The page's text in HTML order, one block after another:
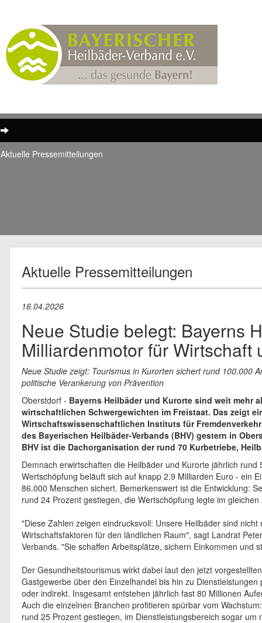
Aktuelle Pressemitteilungen
Aktuelle Pressemitteilungen
16.04.2026
Neue Studie belegt: Bayerns
Milliardenmotor für Wirtschaft
Neue Studie zeigt: Tourismus in Kurorten sichert rund 100.000
politische Verankerung von Prävention
Oberstdorf - Bayerns Heilbäder und Kurorte sind weit mehr
wirtschaftlichen Schwergewichten im Freistaat. Das zeigt
Wirtschaftswissenschaftlichen Instituts für
des Bayerischen Heilbäder-Verbands (BHV) gestern in
BHV ist die Dachorganisation der rund 70 Kurbetriebe,
Demnach erwirtschaften die Heilbäder und Kurorte jährlich
Wertschöpfung beläuft sich auf knapp 2,9 Milliarden Euro - ein
86.000 Menschen sichert. Bemerkenswert ist die Entwicklung:
rund 24 Prozent gestiegen, die Wertschöpfung legte im
"Diese Zahlen zeigen eindrucksvoll: Unsere Heilbäder sind
Wirtschaftsfaktoren für den ländlichen Raum", sagt Landrat
Verbands. "Sie schaffen Arbeitsplätze, sichern Einkommen und
Der Gesundheitstourismus wirkt dabei laut den jetzt
Gastgewerbe über den Einzelhandel bis hin zu
oder indirekt. Insgesamt entstehen jährlich fast 80 Millionen
Auch die einzelnen Branchen profitieren spürbar vom
rund 25 Prozent gestiegen, im Dienstleistungsbereich sogar um